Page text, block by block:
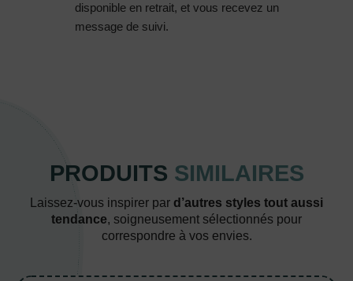
disponible en retrait, et vous recevez un
message de suivi.
PRODUITS SIMILAIRES
Laissez-vous inspirer par d’autres styles tout aussi
tendance, soigneusement sélectionnés pour
correspondre à vos envies.